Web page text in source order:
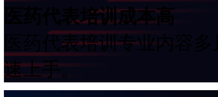
医药代表培训成本高
医药代表培训专业内容多
速上手。